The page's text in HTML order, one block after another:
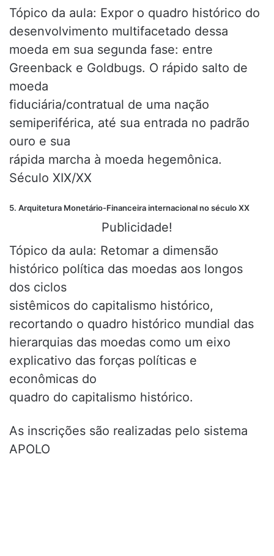
Tópico da aula: Expor o quadro histórico do
desenvolvimento multifacetado dessa
moeda em sua segunda fase: entre
Greenback e Goldbugs. O rápido salto de
moeda
fiduciária/contratual de uma nação
semiperiférica, até sua entrada no padrão
ouro e sua
rápida marcha à moeda hegemônica.
Século XIX/XX
5. Arquitetura Monetário-Financeira internacional no século XX
Publicidade!
Tópico da aula: Retomar a dimensão
histórico política das moedas aos longos
dos ciclos
sistêmicos do capitalismo histórico,
recortando o quadro histórico mundial das
hierarquias das moedas como um eixo
explicativo das forças políticas e
econômicas do
quadro do capitalismo histórico.
As inscrições são realizadas pelo sistema
APOLO